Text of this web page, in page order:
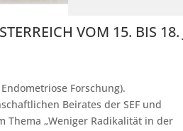
VOM 15. BIS
Forschung).
Beirates der SEF und
Thema „Weniger Radikalität in der